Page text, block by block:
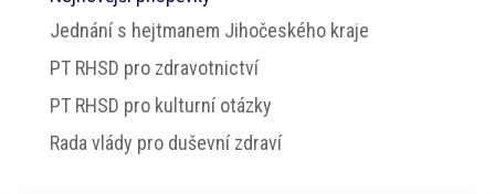
Jednání s hejtmanem Jihočeského kraje
PT RHSD pro zdravotnictví
PT RHSD pro kulturní otázky
Rada vlády pro duševní zdraví